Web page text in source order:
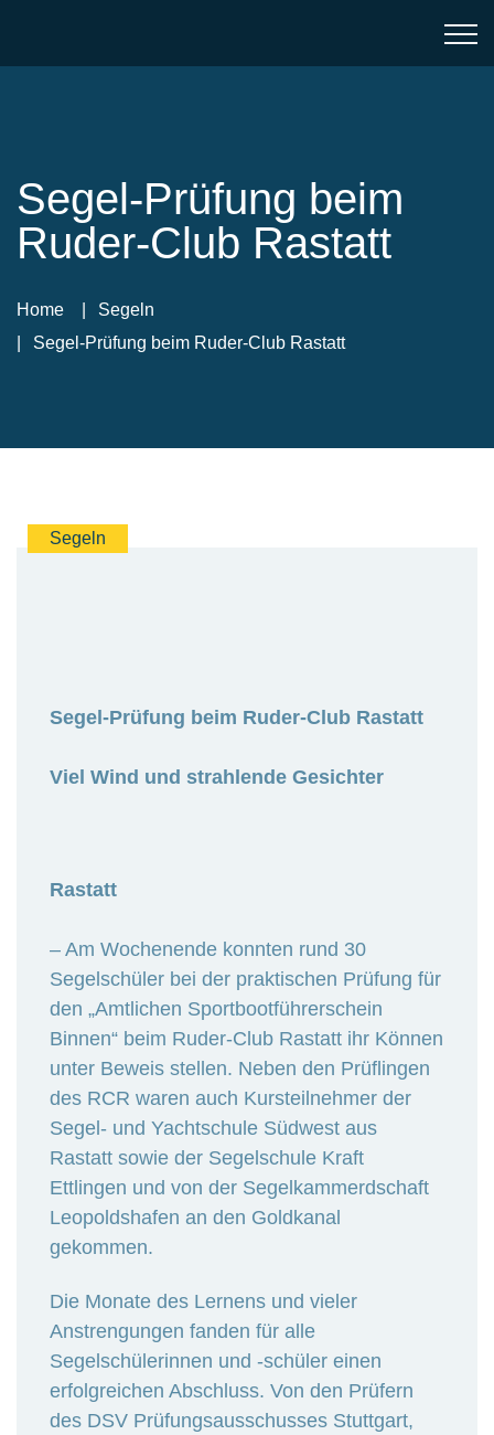
Segel-Prüfung beim
Ruder-Club Rastatt
Home
Segeln
Segel-Prüfung beim Ruder-Club Rastatt
Segeln
Segel-Prüfung beim Ruder-Club Rastatt
Viel Wind und strahlende Gesichter
Rastatt
– Am Wochenende konnten rund 30
Segelschüler bei der praktischen Prüfung für
den „Amtlichen Sportbootführerschein
Binnen“ beim Ruder-Club Rastatt ihr Können
unter Beweis stellen. Neben den Prüflingen
des RCR waren auch Kursteilnehmer der
Segel- und Yachtschule Südwest aus
Rastatt sowie der Segelschule Kraft
Ettlingen und von der Segelkammerdschaft
Leopoldshafen an den Goldkanal
gekommen.
Die Monate des Lernens und vieler
Anstrengungen fanden für alle
Segelschülerinnen und -schüler einen
erfolgreichen Abschluss. Von den Prüfern
des DSV Prüfungsausschusses Stuttgart,